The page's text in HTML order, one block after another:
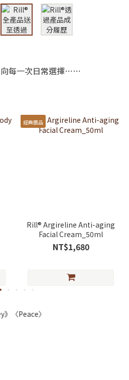
向每一次日常選擇⋯⋯
經典選品
Rill® Argireline Anti-aging
Facial Cream_50ml
NT$1,680